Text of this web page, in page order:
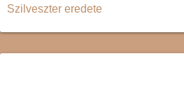
Szilveszter eredete